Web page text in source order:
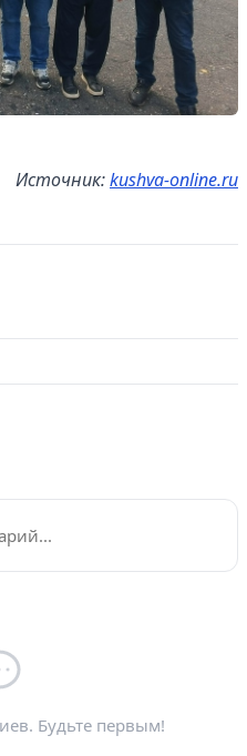
Источник:kushva-online.ru
Будьте первым!